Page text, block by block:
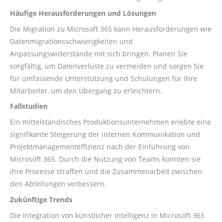
Häufige Herausforderungen und Lösungen
Die Migration zu Microsoft 365 kann Herausforderungen wie
Datenmigrationsschwierigkeiten und
Anpassungswiderstände mit sich bringen. Planen Sie
sorgfältig, um Datenverluste zu vermeiden und sorgen Sie
für umfassende Unterstützung und Schulungen für Ihre
Mitarbeiter, um den Übergang zu erleichtern.
Fallstudien
Ein mittelständisches Produktionsunternehmen erlebte eine
signifikante Steigerung der internen Kommunikation und
Projektmanagementeffizienz nach der Einführung von
Microsoft 365. Durch die Nutzung von Teams konnten sie
ihre Prozesse straffen und die Zusammenarbeit zwischen
den Abteilungen verbessern.
Zukünftige Trends
Die Integration von künstlicher Intelligenz in Microsoft 365